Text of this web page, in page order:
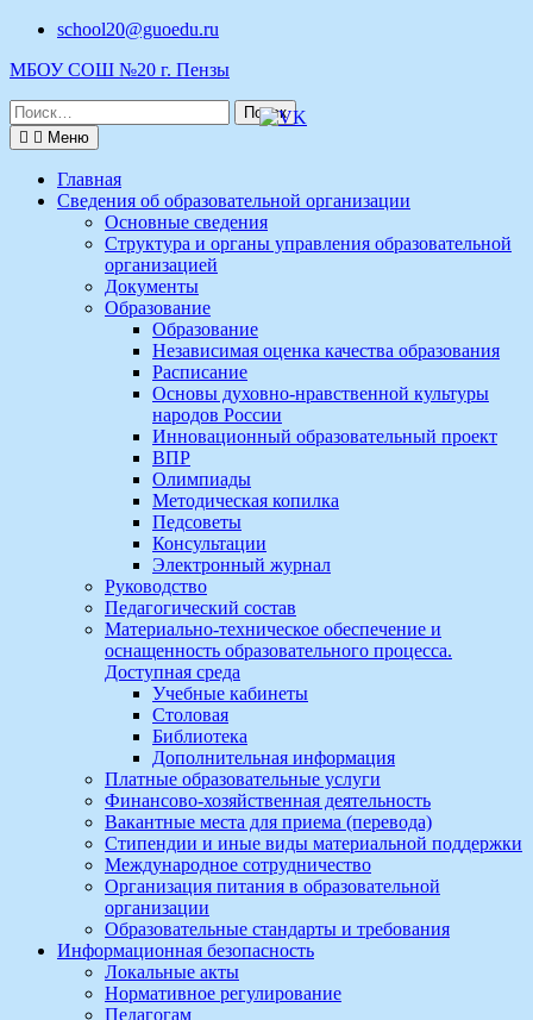
Перейти
содержимому
school20@guoedu.ru
МБОУ СОШ №20 г. Пензы
Поиск
по:
Меню
Главная
Сведения об образовательной организации
Основные сведения
Структура и органы управления образовательной
организацией
Документы
Образование
Образование
Независимая оценка качества образования
Расписание
Основы духовно-нравственной культуры
народов России
Инновационный образовательный проект
ВПР
Олимпиады
Методическая копилка
Педсоветы
Консультации
Электронный журнал
Руководство
Педагогический состав
Материально-техническое обеспечение и
оснащенность образовательного процесса.
Доступная среда
Учебные кабинеты
Столовая
Библиотека
Дополнительная информация
Платные образовательные услуги
Финансово-хозяйственная деятельность
Вакантные места для приема (перевода)
Стипендии и иные виды материальной поддержки
Международное сотрудничество
Организация питания в образовательной
организации
Образовательные стандарты и требования
Информационная безопасность
Локальные акты
Нормативное регулирование
Педагогам